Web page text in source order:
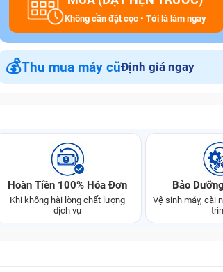
Không cần đặt cọc • Tới là làm ngay
💰Thu mua máy cũĐịnh giá ngay
Hoàn Tiền 100% Hóa Đơn
Khi không hài lòng chất lượng
dịch vụ
Bảo
Vệ sinh máy, cài